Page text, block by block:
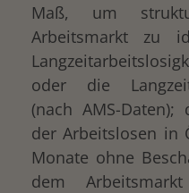
Maß, um
Arbeitsmarkt zu
oder die
(nach AMS-
der Arbeitslosen in
Monate ohne
dem